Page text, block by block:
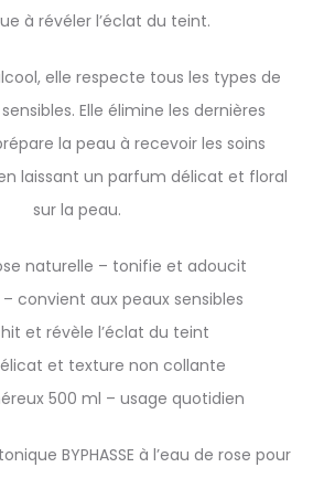
à révéler l’éclat du teint.
elle respecte tous les types de
Elle élimine les dernières
la peau à recevoir les soins
laissant un parfum délicat et floral
sur la peau.
naturelle – tonifie et adoucit
convient aux peaux sensibles
et révèle l’éclat du teint
et texture non collante
500 ml – usage quotidien
BYPHASSE à l’eau de rose pour